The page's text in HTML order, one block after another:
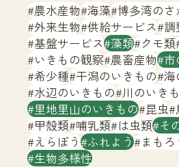
文字サイズ 小 中
生物多様性ふくおかウェ
サイトマップ
農水産物 海藻 博多湾の
外来生物 供給サービス
基盤サービス 藻類 クモ類
いきもの観察 農畜産物 市
希少種 干潟のいきもの 海
水辺のいきもの 川のいき
里地里山のいきもの 昆虫
甲殻類 哺乳類 は虫類 そ
えらぼう ふれよう まも
生物多様性